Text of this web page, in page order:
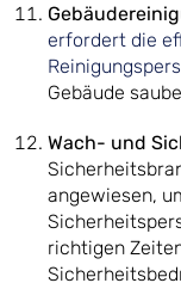
erfordert die
Gebäude
Wach- und
angewiesen,
richtigen